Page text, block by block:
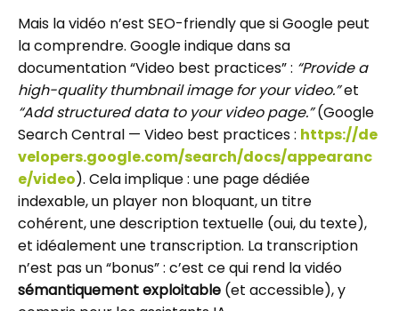
Mais la vidéo n’est SEO-friendly que si Google peut
la comprendre. Google indique dans sa
documentation “Video best practices” : “Provide a
high-quality thumbnail image for your video.”et
“Add structured data to your video page.”(Google
Search Central — Video best practices : https://de
velopers.google.com/search/docs/appearanc
e/video). Cela implique : une page dédiée
indexable, un player non bloquant, un titre
cohérent, une description textuelle (oui, du texte),
et idéalement une transcription. La transcription
n’est pas un “bonus” : c’est ce qui rend la vidéo
sémantiquement exploitable (et accessible), y